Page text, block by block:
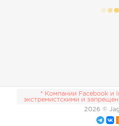
* Компании Facebook и
экстремистскими и
2026 ©